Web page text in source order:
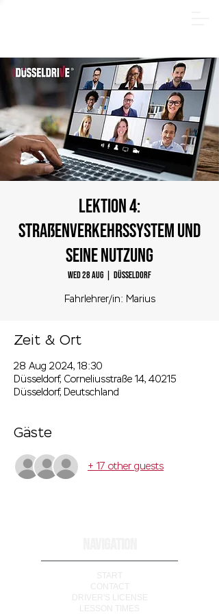
LEKTION 4:
Straßenverkehrssystem und
seine Nutzung
Wed 28 Aug Düsseldorf
Fahrlehrer/in: Marius
Zeit & Ort
28 Aug 2024, 18:30
Düsseldorf, Corneliusstraße 14, 40215
Düsseldorf, Deutschland
Gäste
+ 17 other guests
START
CONTACT
DRIVER'S LICENSE
LESSON TIMES